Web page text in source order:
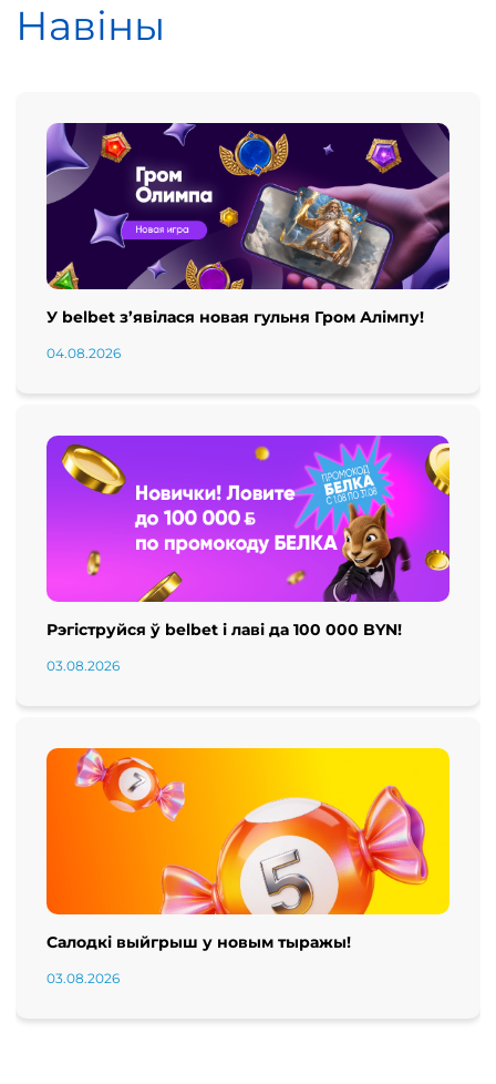
Навіны
У belbet з’явілася новая гульня Гром Алімпу!
04.08.2026
Рэгіструйся ў belbet і лаві да 100 000 BYN!
03.08.2026
Салодкі выйгрыш у новым тыражы!
03.08.2026